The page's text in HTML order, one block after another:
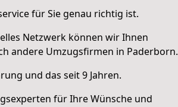
für Sie genau richtig ist.
Netzwerk können wir Ihnen
andere Umzugsfirmen in Paderborn.
und das seit 9 Jahren.
für Ihre Wünsche und